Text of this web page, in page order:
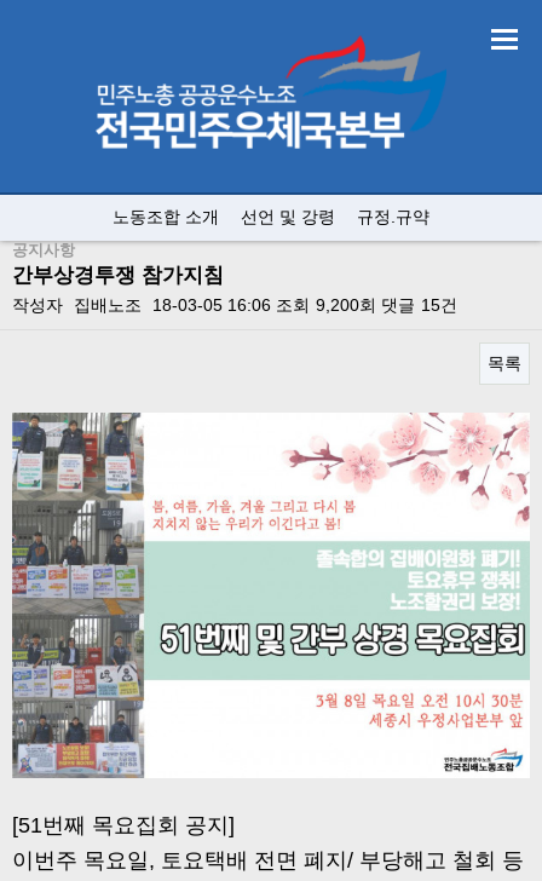
노동조합 소개 선언 및 강령 규정.규약
공지사항
간부상경투쟁 참가지침
작성자 집배노조 18-03-05 16:06 조회 9,200회 댓글 15건
목록
본문
[51번째 목요집회 공지]
이번주 목요일, 토요택배 전면 폐지/ 부당해고 철회 등